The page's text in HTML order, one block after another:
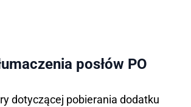
posłów PO
dotyczącej pobierania dodatku